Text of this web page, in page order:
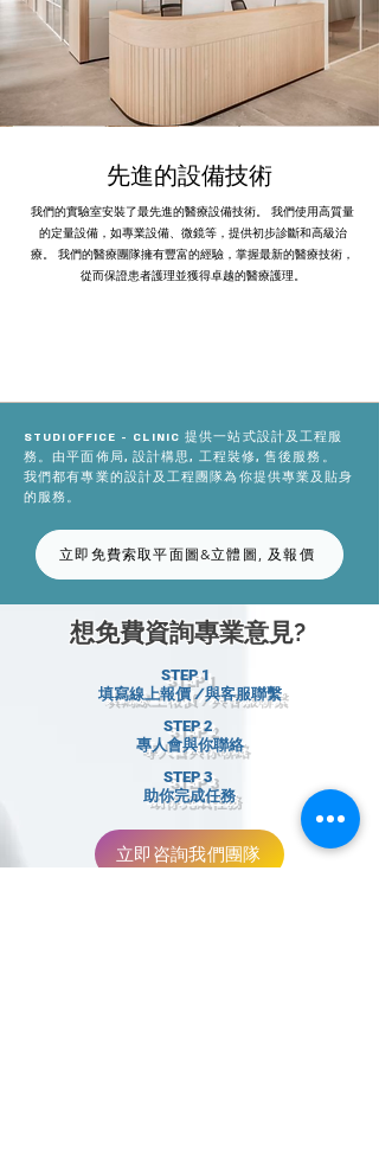
先進的設備技術
我們的實驗室安裝了最先進的醫療設備技術。 我們使用高質量
的定量設備，如專業設備、微鏡等，提供初步診斷和高級治
療。 我們的醫療團隊擁有豐富的經驗，掌握最新的醫療技術，
從而保證患者護理並獲得卓越的醫療護理。
STUDIOFFICE - CLINIC 提供一站式設計及工程服
務。由平面佈局, 設計構思, 工程裝修, 售後服務。
我們都有專業的設計及工程團隊為你提供專業及貼身
的服務。
立即免費索取平面圖&立體圖, 及報價
想免費資詢專業意見?
STEP 1
填寫線上報價 /​與客服聯繫
STEP 2
專人會與你聯絡
STEP 3
助你完成任務
立即咨詢我們團隊